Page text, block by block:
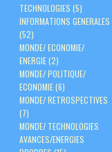
TECHNOLOGIES (5)
INFORMATIONS GENERALES
(52)
MONDE/ ECONOMIE/
ENERGIE(2)
MONDE/ POLITIQUE/
ECONOMIE(6)
MONDE/ RETROSPECTIVES
(7)
MONDE/ TECHNOLOGIES
AVANCES/ENERGIES